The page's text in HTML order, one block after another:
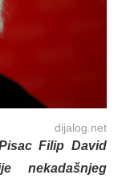
dijalog.net
Filip David
nekadašnjeg